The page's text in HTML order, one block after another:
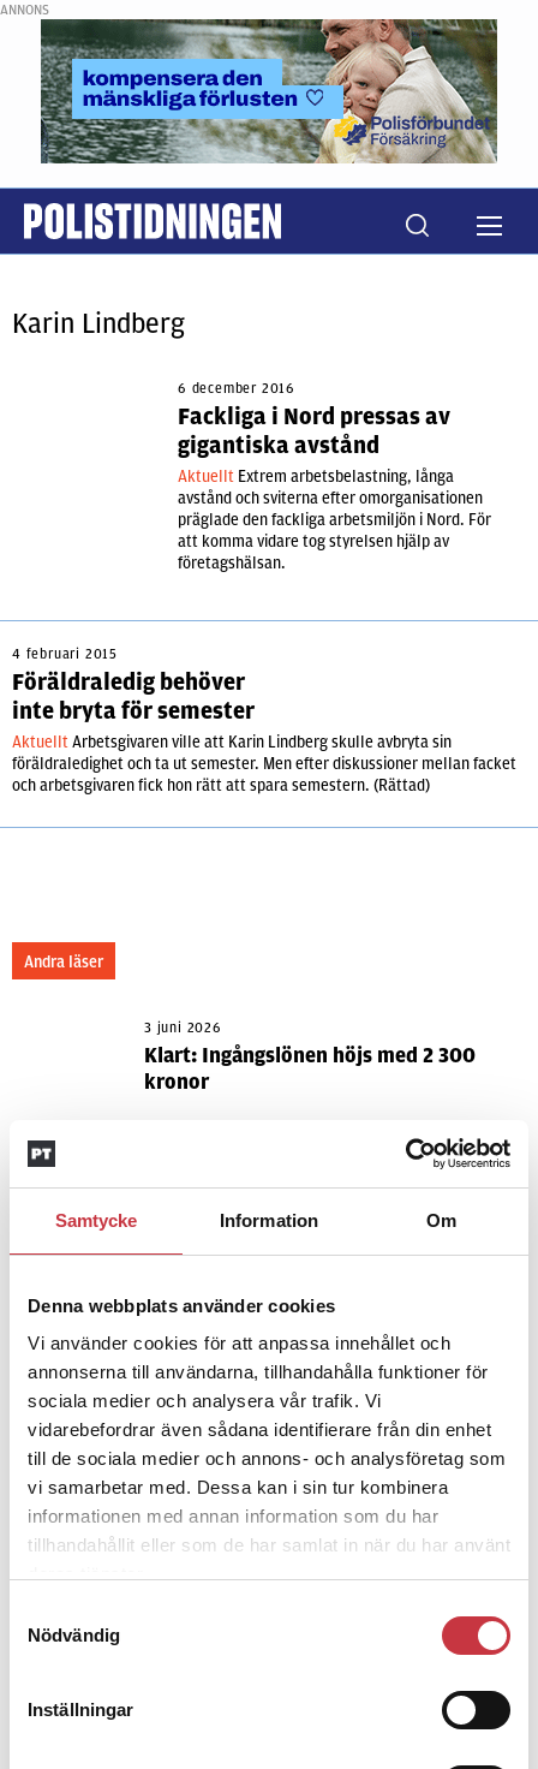
Samtycke Information Om
Denna webbplats använder cookies
Vi använder cookies för att anpassa innehållet och
annonserna till användarna, tillhandahålla funktioner för
sociala medier och analysera vår trafik. Vi
vidarebefordrar även sådana identifierare från din enhet
till de sociala medier och annons- och analysföretag som
vi samarbetar med. Dessa kan i sin tur kombinera
informationen med annan information som du har
tillhandahållit eller som de har samlat in när du har använt
Nödvändig
Inställningar
ANNONS
Karin Lindberg
6 december 2016
Fackliga i Nord pressas av
gigantiska avstånd
Aktuellt Extrem arbetsbelastning, långa
avstånd och sviterna efter omorganisationen
präglade den fackliga arbetsmiljön i Nord. För
att komma vidare tog styrelsen hjälp av
företagshälsan.
4 februari 2015
Föräldraledig behöver
inte bryta för semester
Aktuellt Arbetsgivaren ville att Karin Lindberg skulle avbryta sin
föräldraledighet och ta ut semester. Men efter diskussioner mellan facket
och arbetsgivaren fick hon rätt att spara semestern. (Rättad)
Andra läser
3 juni 2026
Klart: Ingångslönen höjs med 2 300
kronor
Insändare:Miljoner i sjön –
polisaspiranter underkänns på
Jens Mårtensson:Snart 20 år i tjänst
– nu ska han lära sig grunderna
Polisregionen erkänner fel: ”Kommer
att rättas till”